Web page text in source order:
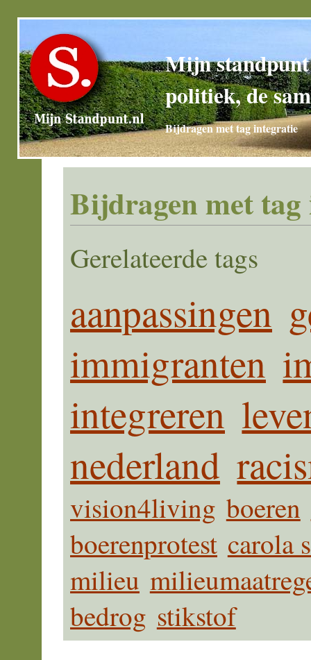
Mijn
politiek, de
Bijdragen met tag integratie
Bijdragen met
Gerelateerde tags
aanpassingen
immigranten
integreren
nederland
vision4living boeren
boerenprotest carola
milieu
bedrog stikstof